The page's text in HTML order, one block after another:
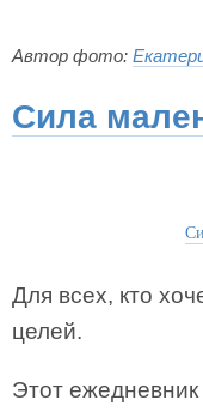
Автор фото:
Сила
Для всех, кто
целей.
Этот ежедневник